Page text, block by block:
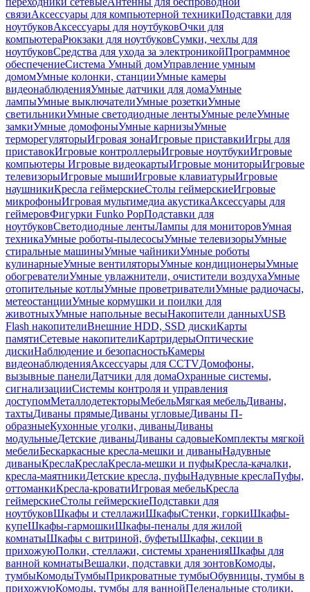
связиАксессуары для компьютерной техникиПодставки для
ноутбуковАксессуары для ноутбуковОчки для
компьютераРюкзаки для ноутбуковСумки, чехлы для
ноутбуковСредства для ухода за электроникойПрограммное
обеспечениеСистема Умный домУправление умным
домомУмные колонки, станцииУмные камеры
видеонаблюденияУмные датчики для домаУмные
лампыУмные выключателиУмные розеткиУмные
светильникиУмные светодиодные лентыУмные релеУмные
замкиУмные домофоныУмные карнизыУмные
терморегуляторыИгровая зонаИгровые приставкиИгры для
приставокИгровые контроллерыИгровые ноутбукиИгровые
компьютеры Игровые видеокартыИгровые мониторыИгровые
телевизорыИгровые мышиИгровые клавиатурыИгровые
наушникиКресла геймерскиеСтолы геймерскиеИгровые
микрофоныИгровая мультимедиа акустикаАксессуары для
геймеровФигурки Funko PopПодставки для
ноутбуковСветодиодные лентыЛампы для мониторовУмная
техникаУмные роботы-пылесосыУмные телевизорыУмные
стиральные машиныУмные чайникиУмные роботы
кулинарныеУмные вентиляторыУмные кондиционерыУмные
обогревателиУмные увлажнители, очистители воздухаУмные
отопительные котлыУмные проветривателиУмные радиочасы,
метеостанцииУмные кормушки и поилки для
животныхУмные напольные весыНакопители данныхUSB
Flash накопителиВнешние HDD, SSD дискиКарты
памятиСетевые накопителиКартридерыОптические
дискиНаблюдение и безопасностьКамеры
видеонаблюденияАксессуары для CCTVДомофоны,
вызывные панелиДатчики для домаОхранные системы,
сигнализацииСистемы контроля и управления
доступомМеталлодетекторыМебельМягкая мебельДиваны,
тахтыДиваны прямыеДиваны угловыеДиваны П-
образныеКухонные уголки, диваныДиваны
модульныеДетские диваныДиваны садовыеКомплекты мягкой
мебелиБескаркасные кресла-мешки и диваныНадувные
диваныКреслаКреслаКресла-мешки и пуфыКресла-качалки,
кресла-маятникиДетские кресла, пуфыНадувные креслаПуфы,
оттоманкиКресла-кроватиИгровая мебельКресла
геймерскиеСтолы геймерскиеПодставки для
ноутбуковШкафы и стеллажиШкафыСтенки, горкиШкафы-
купеШкафы-гармошкиШкафы-пеналы для жилой
комнатыШкафы с витриной, буфетыШкафы, секции в
прихожуюПолки, стеллажи, системы храненияШкафы для
ванной комнатыВешалки, подставки для зонтовКомоды,
тумбыКомодыТумбыПрикроватные тумбыОбувницы, тумбы в
прихожуюКомоды, тумбы для ваннойПеленальные столики,